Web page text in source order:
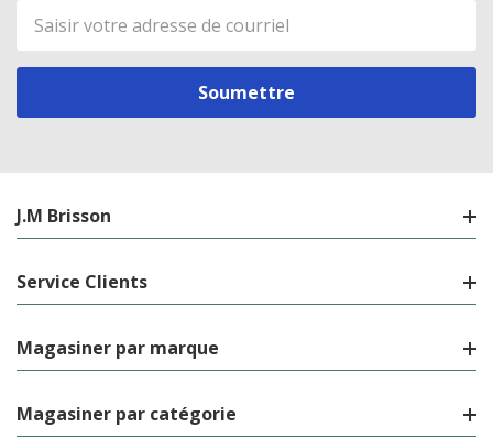
Adresse
de
courriel
J.M Brisson
Service Clients
Magasiner par marque
Magasiner par catégorie